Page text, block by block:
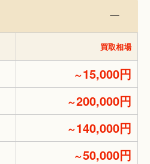
買取相場
～15,000円
～200,000円
～140,000円
～50,000円